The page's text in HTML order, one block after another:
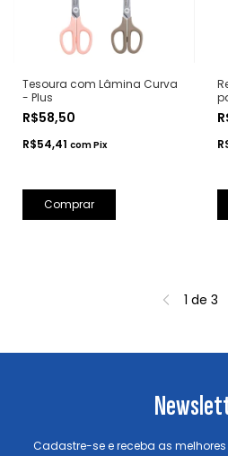
Tesoura com Lâmina Curva
- Plus
R$58,50
R$54,41 comPix
Comprar
1 de 3
Cadastre-se e receba as